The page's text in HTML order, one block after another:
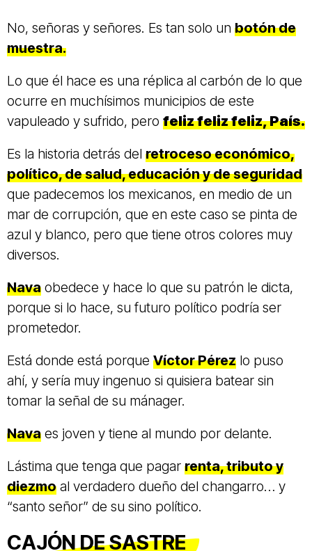
No, señoras y señores. Es tan solo un botón de
muestra.
Lo que él hace es una réplica al carbón de lo que
ocurre en muchísimos municipios de este
vapuleado y sufrido, pero feliz feliz feliz, País.
Es la historia detrás del retroceso económico,
político, de salud, educación y de seguridad
que padecemos los mexicanos, en medio de un
mar de corrupción, que en este caso se pinta de
azul y blanco, pero que tiene otros colores muy
diversos.
Nava obedece y hace lo que su patrón le dicta,
porque si lo hace, su futuro político podría ser
prometedor.
Está donde está porque Víctor Pérez lo puso
ahí, y sería muy ingenuo si quisiera batear sin
tomar la señal de su mánager.
Nava es joven y tiene al mundo por delante.
Lástima que tenga que pagar renta, tributo y
diezmo al verdadero dueño del changarro… y
“santo señor” de su sino político.
CAJÓN DE SASTRE